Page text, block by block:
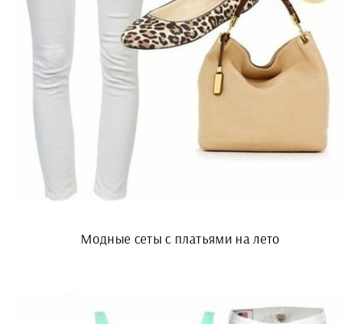
Модные сеты с платьями на лето